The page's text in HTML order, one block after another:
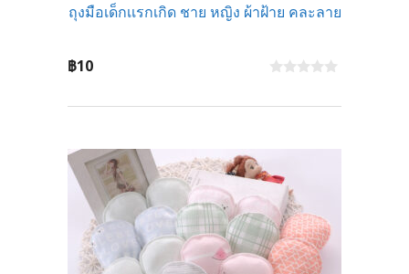
ถุงมือเด็กเเรกเกิด ชาย หญิง ผ้าฝ้าย คละลาย
u
฿10